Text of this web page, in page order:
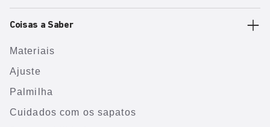
Coisas a Saber
Materiais
Ajuste
Palmilha
Cuidados com os sapatos